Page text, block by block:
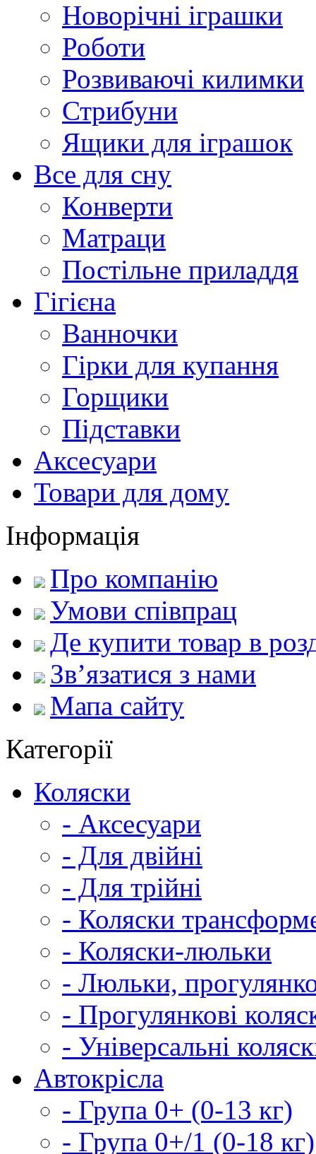
Новорічні іграшки
Роботи
Розвиваючі килимки
Стрибуни
Ящики для іграшок
Все для сну
Конверти
Матраци
Постільне приладдя
Гігієна
Ванночки
Гірки для купання
Горщики
Підставки
Аксесуари
Товари для дому
Інформація
Про компанію
Умови співпрац
Де купити товар в
Зв’язатися з нами
Мапа сайту
Категорії
Коляски
- Аксесуари
- Для двійні
- Для трійні
- Коляски
- Коляски-люльки
- Люльки,
- Прогулянкові
- Універсальні
Автокрісла
- Група 0+ (0-13 кг)
- Група 0+/1 (0-18 кг)